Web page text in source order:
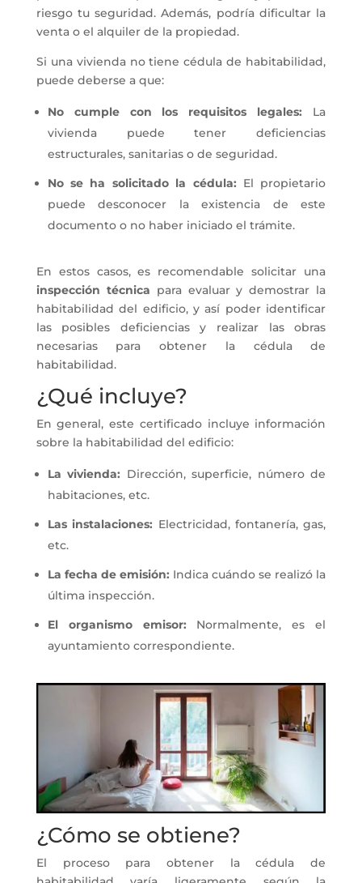
riesgo tu seguridad. Además, podría dificultar la
venta o el alquiler de la propiedad.
Si una vivienda no tiene cédula de habitabilidad,
puede deberse a que:
No cumple con los requisitos legales: La
vivienda puede tener deficiencias
estructurales, sanitarias o de seguridad.
No se ha solicitado la cédula: El propietario
puede desconocer la existencia de este
documento o no haber iniciado el trámite.
En estos casos, es recomendable solicitar una
inspección técnica para evaluar y demostrar la
habitabilidad del edificio, y así poder identificar
las posibles deficiencias y realizar las obras
necesarias para obtener la cédula de
habitabilidad.
¿Qué incluye?
En general, este certificado incluye información
sobre la habitabilidad del edificio:
La vivienda: Dirección, superficie, número de
habitaciones, etc.
Las instalaciones: Electricidad, fontanería, gas,
etc.
La fecha de emisión: Indica cuándo se realizó la
última inspección.
El organismo emisor: Normalmente, es el
ayuntamiento correspondiente.
¿Cómo se obtiene?
El proceso para obtener la cédula de